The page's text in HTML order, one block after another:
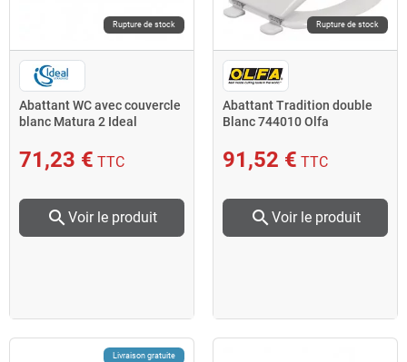
Rupture de stock
Abattant WC avec couvercle
blanc Matura 2 Ideal
71,23 € TTC
search Voir le produit
Rupture de stock
Abattant Tradition double
Blanc 744010 Olfa
91,52 € TTC
search Voir le produit
Livraison gratuite